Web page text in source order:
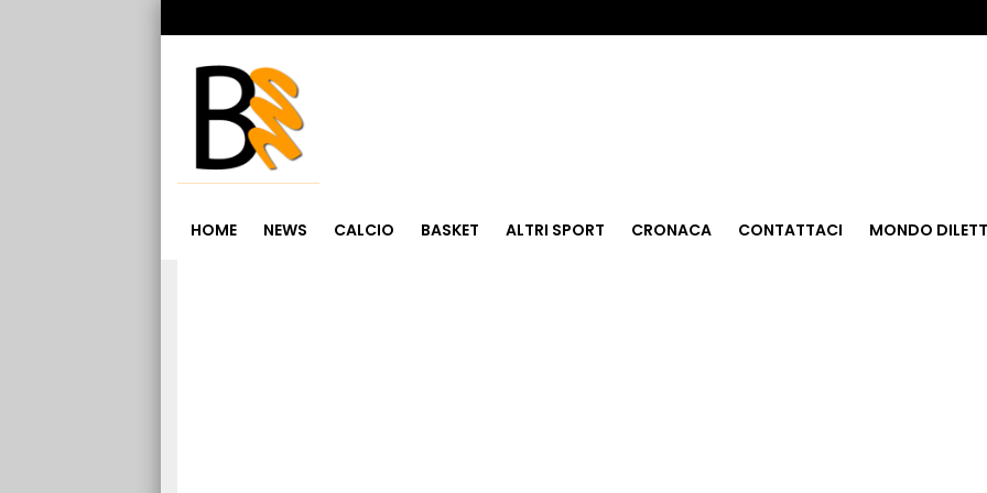
HOME NEWS CALCIO BASKET ALTRI SPORT CRONACA CONTATTACI MONDO